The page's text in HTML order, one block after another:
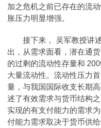
加之危机之前已存在的流
胀压力明显增强。
接下来， 吴军教授讲
出，从需求面看，潜在通
的过剩的流动性存量和
大量流动性。流动性压力
量，与我国国际收支长期
述了有效需求与货币结构
实现的有支付能力的需求
付能力需求取决于货币供